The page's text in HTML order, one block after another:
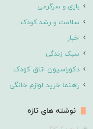
بازی و سرگرمی
سلامت و رشد کودک
اخبار
سبک زندگی
دکوراسیون اتاق کودک
راهنما خرید لوازم خانگی
نوشته های تازه